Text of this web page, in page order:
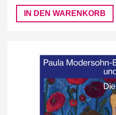
IN DEN WARENKORB